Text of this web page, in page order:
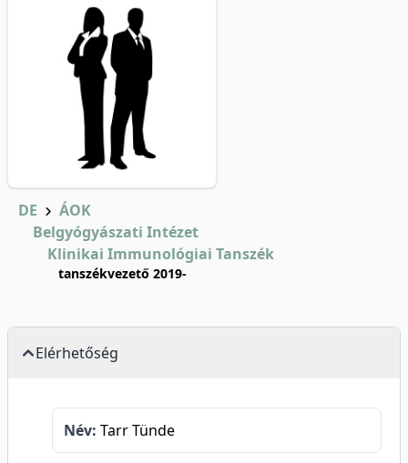
DE
ÁOK
Belgyógyászati Intézet
Klinikai Immunológiai Tanszék
tanszékvezető 2019-
Elérhetőség
Név: Tarr Tünde